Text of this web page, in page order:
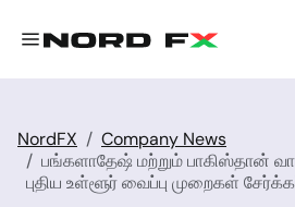
NordFX
Company News
பங்களாதேஷ் மற்றும் பாகிஸ்தான்
புதிய உள்ளூர் வைப்பு முறைகள்